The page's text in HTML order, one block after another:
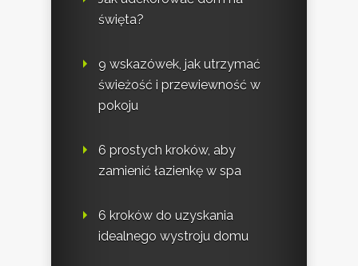
święta?
9 wskazówek, jak utrzymać
świeżość i przewiewność w
pokoju
6 prostych kroków, aby
zamienić łazienkę w spa
6 kroków do uzyskania
idealnego wystroju domu